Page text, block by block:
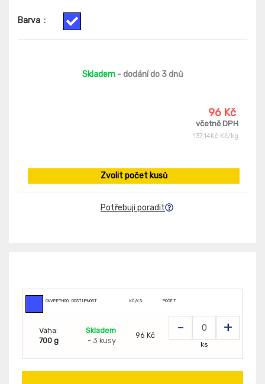
Barva :
Skladem - dodání do 3 dnů
96 Kč
včetně DPH
137,14Kč Kč/kg
Zvolit počet kusů
Potřebuji poradit
CNVPPTH005599DOSTUPNOST KČ/KS: POČET
Váha:
700 g
Skladem
- 3 kusy
96 Kč - +
ks